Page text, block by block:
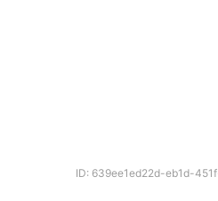
ID: 639ee1ed22d-eb1d-